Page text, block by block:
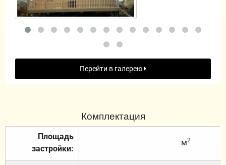
Перейти в галерею
Комплектация
Площадь
застройки:
м2